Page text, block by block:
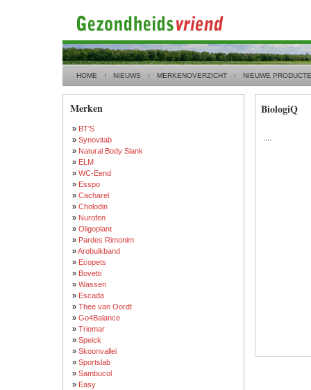
HOME NIEUWS MERKENOVERZICHT NIEUWE
Merken
» BT'S
» Synovitab
» Natural Body Slank
» ELM
» WC-Eend
» Esspo
» Cacharel
» Cholodin
» Nurofen
» Oligoplant
» Pardes Rimonim
»Arobuikband
» Ecopets
» Bovetti
» Wassen
» Escada
» Thee van Oordt
» Go4Balance
» Triomar
» Speick
» Skoonvallei
» Sportslab
» Sambucol
» Easy
BiologiQ